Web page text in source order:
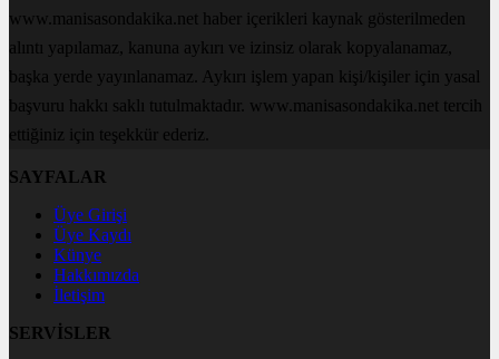
www.manisasondakika.net haber içerikleri kaynak gösterilmeden
alıntı yapılamaz, kanuna aykırı ve izinsiz olarak kopyalanamaz,
başka yerde yayınlanamaz. Aykırı işlem yapan kişi/kişiler için yasal
başvuru hakkı saklı tutulmaktadır. www.manisasondakika.net tercih
ettiğiniz için teşekkür ederiz.
SAYFALAR
Üye Girişi
Üye Kaydı
Künye
Hakkımızda
İletişim
SERVİSLER